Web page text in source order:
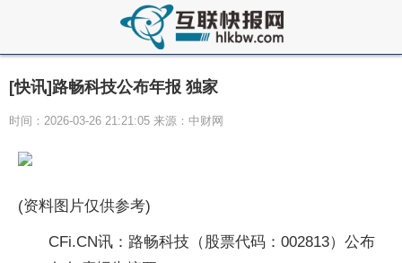
[快讯]路畅科技公布年报 独家
时间：2026-03-26 21:21:05 来源：中财网
(资料图片仅供参考)
CFi.CN讯：路畅科技（股票代码：002813）公布